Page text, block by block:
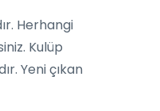
Herhangi
Kulüp
Yeni çıkan